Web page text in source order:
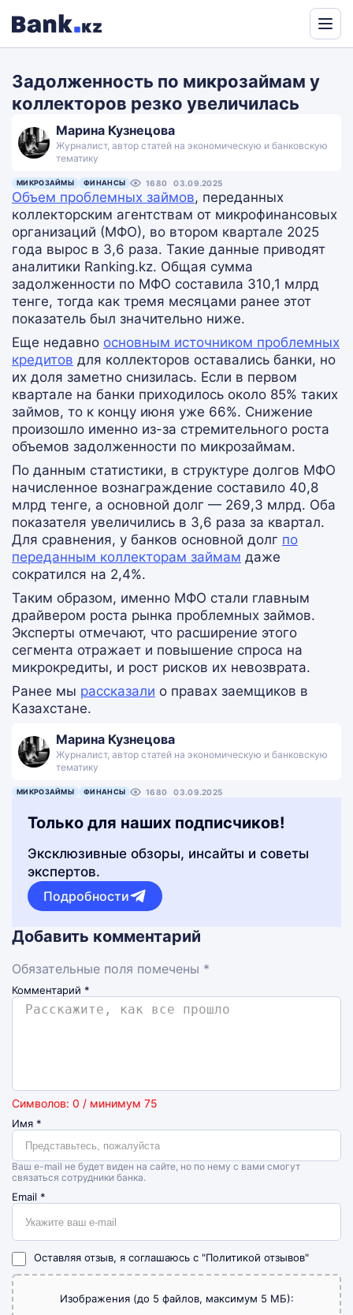
Translate
Задолженность по микрозаймам у
коллекторов резко увеличилась
Марина Кузнецова
Журналист, автор статей на экономическую и банковскую
тематику
МИКРОЗАЙМЫ ФИНАНСЫ 1680 03.09.2025
Объем проблемных займов, переданных
коллекторским агентствам от микрофинансовых
организаций (МФО), во втором квартале 2025
года вырос в 3,6 раза. Такие данные приводят
аналитики Ranking.kz. Общая сумма
задолженности по МФО составила 310,1 млрд
тенге, тогда как тремя месяцами ранее этот
показатель был значительно ниже.
Еще недавно основным источником проблемных
кредитов для коллекторов оставались банки, но
их доля заметно снизилась. Если в первом
квартале на банки приходилось около 85% таких
займов, то к концу июня уже 66%. Снижение
произошло именно из-за стремительного роста
объемов задолженности по микрозаймам.
По данным статистики, в структуре долгов МФО
начисленное вознаграждение составило 40,8
млрд тенге, а основной долг — 269,3 млрд. Оба
показателя увеличились в 3,6 раза за квартал.
Для сравнения, у банков основной долг по
переданным коллекторам займам даже
сократился на 2,4%.
Таким образом, именно МФО стали главным
драйвером роста рынка проблемных займов.
Эксперты отмечают, что расширение этого
сегмента отражает и повышение спроса на
микрокредиты, и рост рисков их невозврата.
Ранее мы рассказали о правах заемщиков в
Казахстане.
Марина Кузнецова
Журналист, автор статей на экономическую и банковскую
тематику
МИКРОЗАЙМЫ ФИНАНСЫ 1680 03.09.2025
Только для наших подписчиков!
Эксклюзивные обзоры, инсайты и советы
экспертов.
Подробности
Добавить комментарий
Обязательные поля помечены *
Комментарий *
Символов: 0 / минимум 75
Имя *
Ваш e-mail не будет виден на сайте, но по нему с вами смогут
связаться сотрудники банка.
Email *
Оставляя отзыв, я соглашаюсь с "Политикой отзывов"
Изображения (до 5 файлов, максимум 5 МБ):